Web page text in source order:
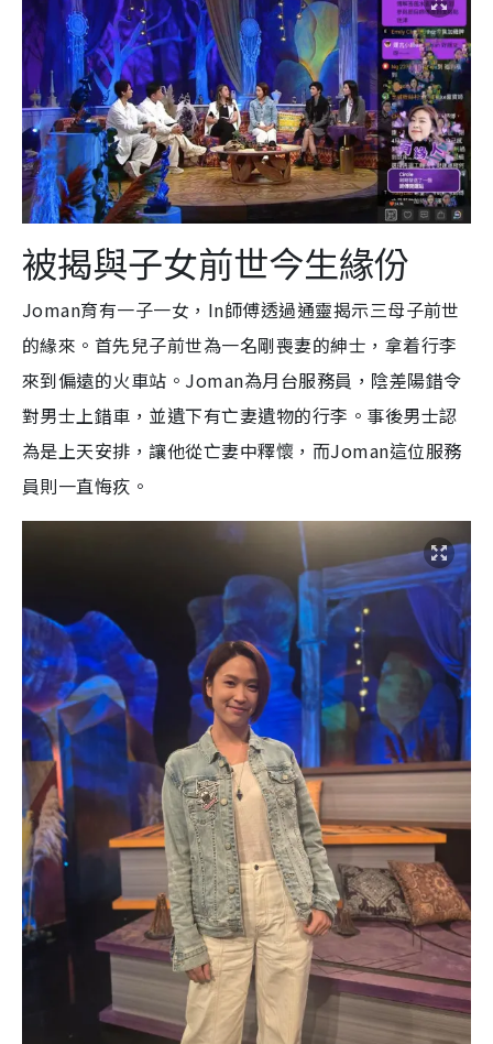
被揭與子女前世今生緣份
Joman育有一子一女，In師傅透過通靈揭示三母子前世
的緣來。首先兒子前世為一名剛喪妻的紳士，拿着行李
來到偏遠的火車站。Joman為月台服務員，陰差陽錯令
對男士上錯車，並遺下有亡妻遺物的行李。事後男士認
為是上天安排，讓他從亡妻中釋懷，而Joman這位服務
員則一直悔疚。